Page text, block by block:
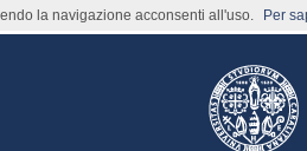
la navigazione acconsenti all'uso. Per